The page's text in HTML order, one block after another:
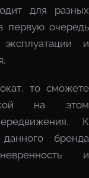
для разных
первую очередь
и
то сможете
на этом
К
бренда
и